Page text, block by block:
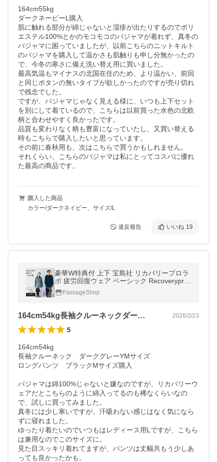
164cm55kg
ダークネービーL購入
肌に触れる部分が綿じゃないと湿疹が出たりするのでポリ
エステル100%とかのモコモコのパジャマが着れず、真冬の
パジャマに困っていましたが、以前こちらのニットキルト
のパジャマを購入して温かさも肌触りも申し分無かったの
で、今冬の寒さに備え洗い替え用に買いました。
最高気温もマイナスの北国在住のため、より温かい、前回
と同じボタンの無いタイプが欲しかったのですが売り切れ
で残念でした。
ですが、パジャマじゃなく見える様に、いつも上下セット
を別にして着ているので、こちらは以前買った水色の北欧
柄と合わせやすく良かったです。
品質も変わりなく柄も豊富になっていたし、又買い替える
時もこちらで購入したいと思っています。
その前に春秋用も、次はこちらで買うかもしれません。
それくらい、こちらのパジャマは私にとってコスパに優れ
た最高の商品です。
購入した商品
カラー/ダークネイビー、サイズ/L
違反報告 いいね 19
豪華W特典付 上下 宝島社 リカバリープロラ
ボ 疲労回復ウェア ベーシック Recoverypro
Lab. 疲労回復パジャマ 長袖 ロングパンツ 一
般医療機器
PassageShop
164cm54kg長袖クルーネックダー… 2026/2/23
5
164cm54kg
長袖クルーネック　ダークグレーYMサイズ
ロングパンツ　ブラックMサイズ購入
パジャマは綿100%じゃないと嫌なのですが、リカバリーウ
ェアだとこちらのように綿入ってるのも稀なくらいなの
で、試しに買ってみました。
真冬には少し寒いですが、汗吸わない感じはなく気になら
ずに寝れました。
ゆったり着たいのでいつもはレディース用Lですが、こちら
は兼用なのでこのサイズに。
見た目スッキリ着れてますが、パンツは丈幅共もう少しあ
っても良かったかも。